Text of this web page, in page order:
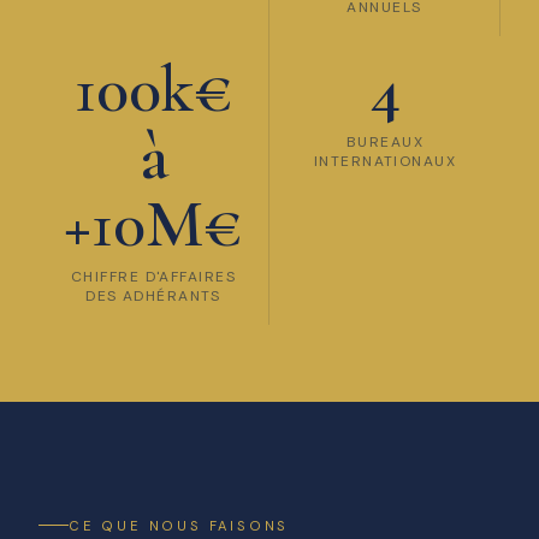
ANNUELS
100k€
à
+10M€
CHIFFRE D'AFFAIRES
DES ADHÉRANTS
4
BUREAUX
INTERNATIONAUX
CE QUE NOUS FAISONS